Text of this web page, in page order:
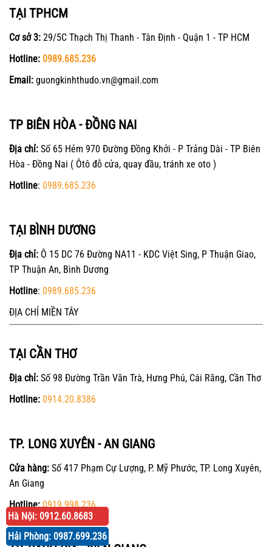
TẠI TPHCM
Cơ sở 3: 29/5C Thạch Thị Thanh - Tân Định - Quận 1 - TP HCM
Hotline: 0989.685.236
Email: guongkinhthudo.vn@gmail.com
TP BIÊN HÒA - ĐỒNG NAI
Địa chỉ: Số 65 Hẻm 970 Đường Đồng Khởi - P Trảng Dài - TP Biên
Hòa - Đồng Nai ( Ôtô đỗ cửa, quay đầu, tránh xe oto )
Hotline: 0989.685.236
TẠI BÌNH DƯƠNG
Địa chỉ: Ô 15 DC 76 Đường NA11 - KDC Việt Sing, P Thuận Giao,
TP Thuận An, Bình Dương
Hotline: 0989.685.236
ĐỊA CHỈ MIỀN TÂY
TẠI CẦN THƠ
Địa chỉ: Số 98 Đường Trần Văn Trà, Hưng Phú, Cái Răng, Cần Thơ
Hotline: 0914.20.8386
TP. LONG XUYÊN - AN GIANG
Cửa hàng: Số 417 Phạm Cự Lượng, P. Mỹ Phước, TP. Long Xuyên,
An Giang
Hotline: 0919.998.236
Hà Nội: 0912.60.8683
Hải Phòng: 0987.699.236